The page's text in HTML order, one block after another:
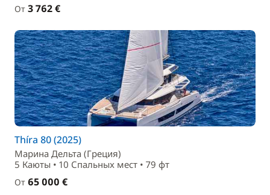
От 3 762 €
Thíra 80 (2025)
Марина Дельта (Греция)
5 Каюты • 10 Спальныx мест • 79 фт
От 65 000 €